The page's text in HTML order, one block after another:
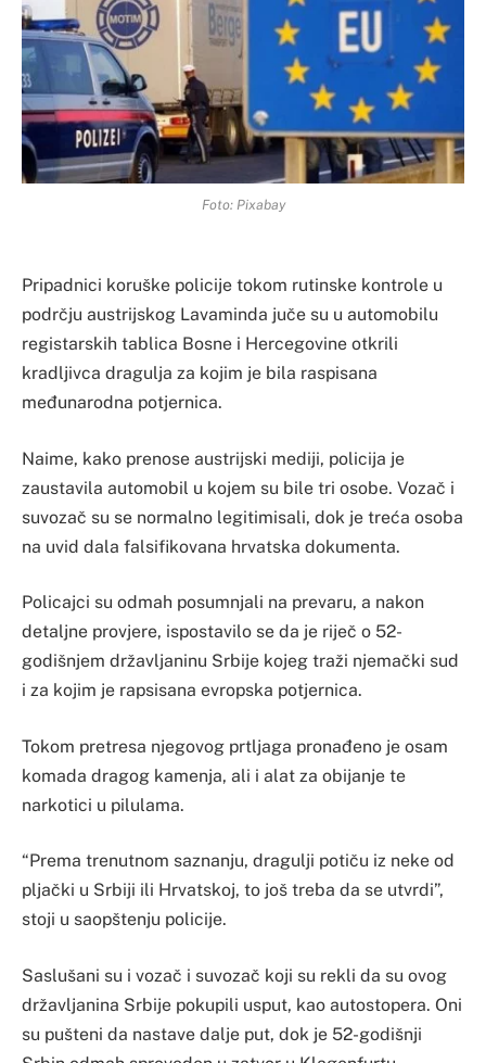
Foto: Pixabay
Pripadnici koruške policije tokom rutinske kontrole u
podrčju austrijskog Lavaminda juče su u automobilu
registarskih tablica Bosne i Hercegovine otkrili
kradljivca dragulja za kojim je bila raspisana
međunarodna potjernica.
Naime, kako prenose austrijski mediji, policija je
zaustavila automobil u kojem su bile tri osobe. Vozač i
suvozač su se normalno legitimisali, dok je treća osoba
na uvid dala falsifikovana hrvatska dokumenta.
Policajci su odmah posumnjali na prevaru, a nakon
detaljne provjere, ispostavilo se da je riječ o 52-
godišnjem državljaninu Srbije kojeg traži njemački sud
i za kojim je rapsisana evropska potjernica.
Tokom pretresa njegovog prtljaga pronađeno je osam
komada dragog kamenja, ali i alat za obijanje te
narkotici u pilulama.
“Prema trenutnom saznanju, dragulji potiču iz neke od
pljački u Srbiji ili Hrvatskoj, to još treba da se utvrdi”,
stoji u saopštenju policije.
Saslušani su i vozač i suvozač koji su rekli da su ovog
državljanina Srbije pokupili usput, kao autostopera. Oni
su pušteni da nastave dalje put, dok je 52-godišnji